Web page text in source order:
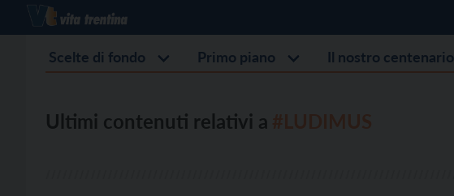
Scelte di fondo Primo piano Il nostro centenario
Ultimi contenuti relativi a